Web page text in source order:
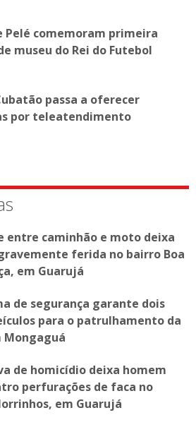
Pelé comemoram primeira
museu do Rei do Futebol
passa a oferecer
por teleatendimento
entre caminhão e moto deixa
ferida no bairro Boa
em Guarujá
de segurança garante dois
para o patrulhamento da
Mongaguá
de homicídio deixa homem
perfurações de faca no
em Guarujá